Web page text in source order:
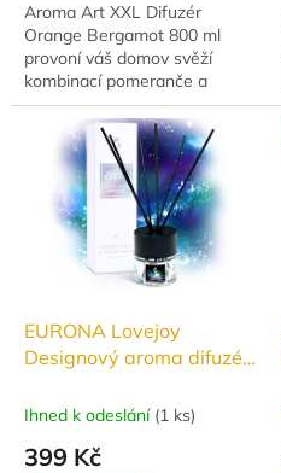
Aroma Art XXL Difuzér
Orange Bergamot 800 ml
provoní váš domov svěží
kombinací pomeranče a
bergamotu. Elegantní difuzér
v tmavě červeném skle je
stylovým doplňkem interiéru
EURONA Lovejoy
Designový aroma difuzér
Ihned k odeslání (1 ks)
399 Kč